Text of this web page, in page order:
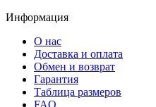
Информация
О нас
Доставка и оплата
Обмен и возврат
Гарантия
Таблица размеров